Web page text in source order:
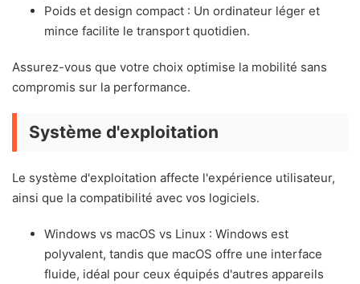
Poids et design compact : Un ordinateur léger et
mince facilite le transport quotidien.
Assurez-vous que votre choix optimise la mobilité sans
compromis sur la performance.
Système d'exploitation
Le système d'exploitation affecte l'expérience utilisateur,
ainsi que la compatibilité avec vos logiciels.
Windows vs macOS vs Linux : Windows est
polyvalent, tandis que macOS offre une interface
fluide, idéal pour ceux équipés d'autres appareils